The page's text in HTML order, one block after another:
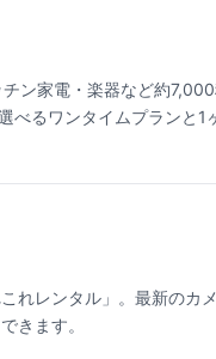
ン家電・楽器など約7,000
べるワンタイムプランと1
れレンタル」。最新のカ
きます。